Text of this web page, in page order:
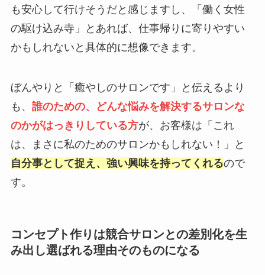
も安心して行けそうだと感じますし、「働く女性
の駆け込み寺」とあれば、仕事帰りに寄りやすい
かもしれないと具体的に想像できます。
ぼんやりと「癒やしのサロンです」と伝えるより
も、 誰のための、どんな悩みを解決するサロンな
のかがはっきりしている方が、お客様は「これ
は、まさに私のためのサロンかもしれない！」と
自分事として捉え、強い興味を持ってくれるので
す。
コンセプト作りは競合サロンとの差別化を生
み出し選ばれる理由そのものになる